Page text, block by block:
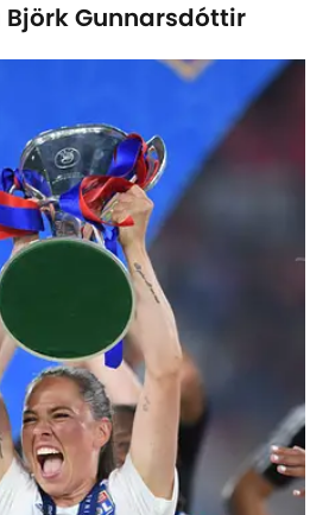
Björk Gunnarsdóttir